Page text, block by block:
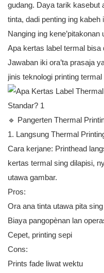
gudang. Daya tarik kasebut
tinta, dadi penting ing kabeh
Nanging ing kene’pitakonan
Apa kertas label termal
Jawaban iki ora’ta prasaja
jinis teknologi printing
🔹 Pangerten Thermal
1. Langsung Thermal
Cara kerjane: Printhead
kertas termal sing dilapisi,
utawa gambar.
Pros:
Ora ana tinta utawa pita
Biaya pangopènan lan
Cepet, printing sepi
Cons:
Prints fade liwat wektu